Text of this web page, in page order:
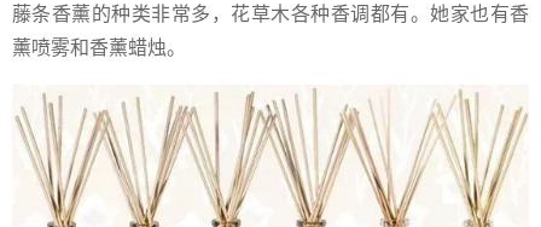
藤条香薰的种类非常多，花草木各种香调都有。她家也有香
薰喷雾和香薰蜡烛。